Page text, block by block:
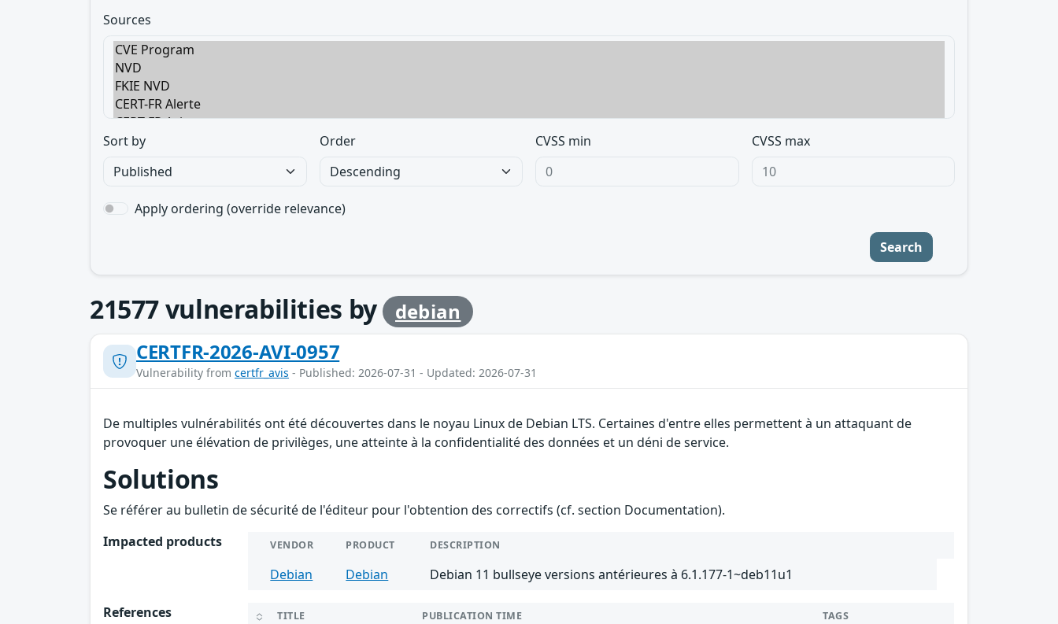
Sources
Sort by Order CVSS min CVSS max
Apply ordering (override relevance)
Search
21577vulnerabilities by debian
CERTFR-2026-AVI-0957
Vulnerability from certfr_avis - Published: 2026-07-31 - Updated: 2026-07-31
De multiples vulnérabilités ont été découvertes dans le noyau Linux de Debian LTS. Certaines d'entre elles permettent à un attaquant de
provoquer une élévation de privilèges, une atteinte à la confidentialité des données et un déni de service.
Solutions
Se référer au bulletin de sécurité de l'éditeur pour l'obtention des correctifs (cf. section Documentation).
Impacted products
VENDOR PRODUCT DESCRIPTION
Debian Debian Debian 11 bullseye versions antérieures à 6.1.177-1~deb11u1
References TITLE PUBLICATION TIME TAGS